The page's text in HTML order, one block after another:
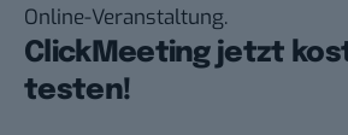
Online-Veranstaltung.
ClickMeeting jetzt
testen!